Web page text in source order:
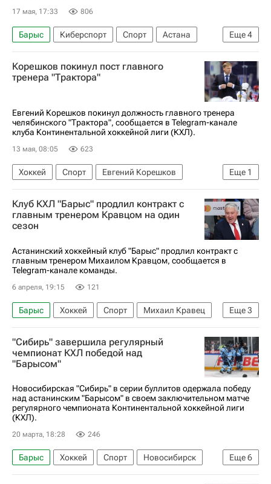
17 мая, 17:33 806
Еще4
Барыс Киберспорт Спорт
Астана
Казахстан
КХЛ 2025-2026
Саудовская Аравия
киберспорт
Корешков покинул пост главного
тренера "Трактора"
Евгений Корешков покинул должность главного тренера
челябинского "Трактора", сообщается в Telegram-канале
клуба Континентальной хоккейной лиги (КХЛ).
13 мая, 08:05 623
Еще 1
Хоккей Спорт
Евгений Корешков
Трактор
Клуб КХЛ "Барыс" продлил контракт с
главным тренером Кравцом на один
сезон
Астанинский хоккейный клуб "Барыс" продлил контракт с
главным тренером Михаилом Кравцом, сообщается в
Telegram-канале команды.
6 апреля, 19:15 121
Еще3
Барыс Хоккей Спорт
Михаил Кравец
Шанхайские драконы
Авангард
КХЛ 2025-2026
"Сибирь" завершила регулярный
чемпионат КХЛ победой над
"Барысом"
Новосибирская "Сибирь" в серии буллитов одержала победу
над астанинским "Барысом" в своем заключительном матче
регулярного чемпионата Континентальной хоккейной лиги
(КХЛ).
20 марта, 18:28 246
Еще6
Барыс Хоккей Спорт
Новосибирск
Анонсы и трансляции матчей
Семен Кошелев